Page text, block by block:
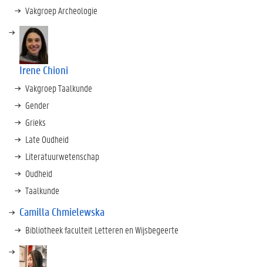
Vakgroep Archeologie
Irene Chioni
Vakgroep Taalkunde
Gender
Grieks
Late Oudheid
Literatuurwetenschap
Oudheid
Taalkunde
Camilla Chmielewska
Bibliotheek faculteit Letteren en Wijsbegeerte